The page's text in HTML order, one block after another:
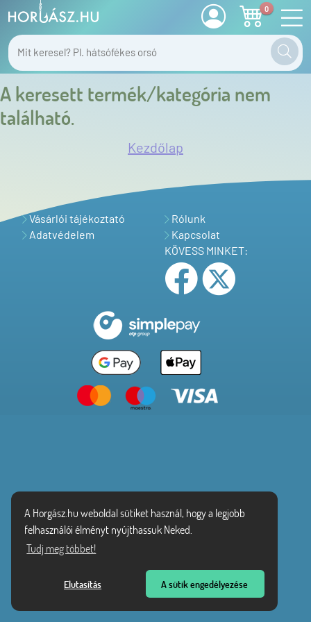
A Horgász.hu weboldal sütiket használ, hogy a legjobb
felhasználói élményt nyújthassuk Neked.
Tudj meg többet!
Elutasítás A sütik engedélyezése
0
A keresett termék/kategória nem
található.
Kezdőlap
Vásárlói tájékoztató
Adatvédelem
Rólunk
Kapcsolat
KÖVESS MINKET: